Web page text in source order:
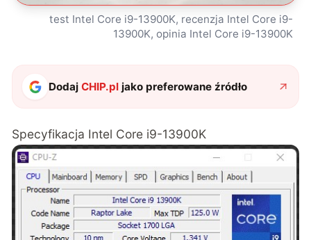
test Intel Core i9-13900K, recenzja Intel Core i9-
13900K, opinia Intel Core i9-13900K
DodajCHIP.pl jako preferowane źródło
Specyfikacja Intel Core i9-13900K